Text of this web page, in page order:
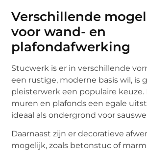
Verschillende
voor wand- en
plafondafwerking
Stucwerk is er in verschillende
een rustige, moderne basis wil, is
pleisterwerk een populaire keuze.
muren en plafonds een egale
ideaal als ondergrond voor
Daarnaast zijn er decoratieve
mogelijk, zoals betonstuc of